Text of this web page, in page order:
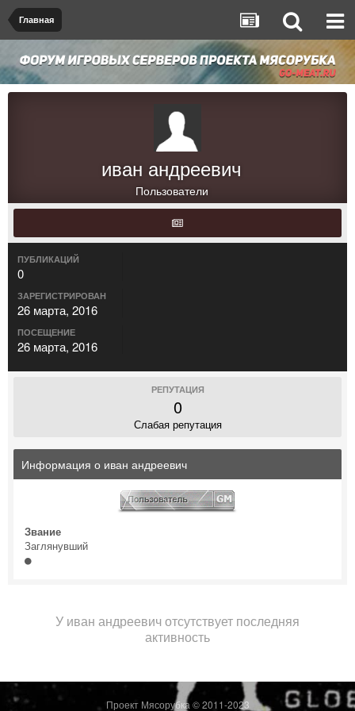
Главная
иван андреевич
Пользователи
ПУБЛИКАЦИЙ
0
ЗАРЕГИСТРИРОВАН
26 марта, 2016
ПОСЕЩЕНИЕ
26 марта, 2016
РЕПУТАЦИЯ
0
Слабая репутация
Информация о иван андреевич
Звание
Заглянувший
У иван андреевич отсутствует последняя
активность
Проект Мясорубка © 2011-2023